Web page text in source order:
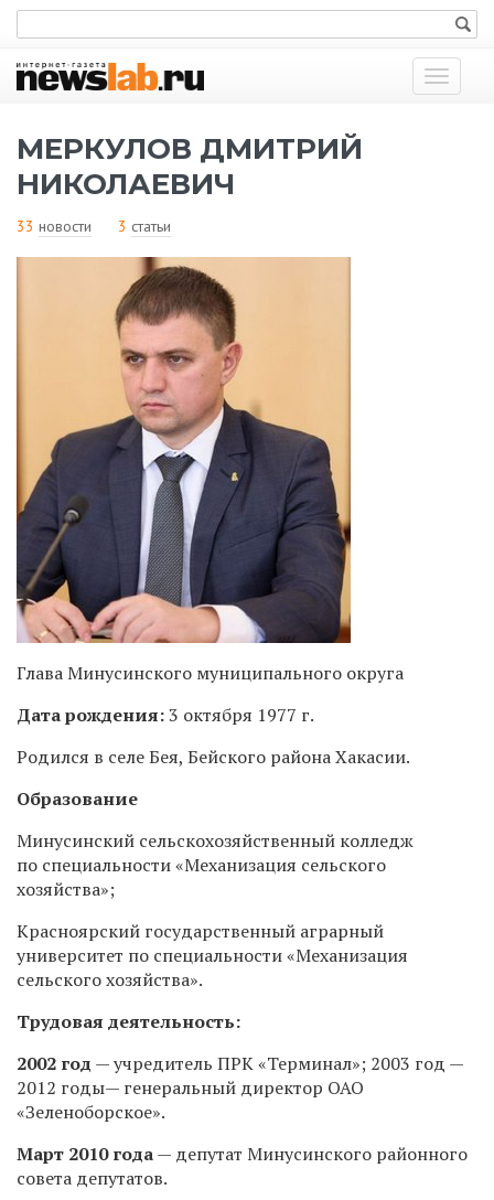
Показать
меню
МЕРКУЛОВ ДМИТРИЙ
НИКОЛАЕВИЧ
33 новости 3 статьи
Глава Минусинского муниципального округа
Дата рождения:3 октября 1977 г.
Родился в селе Бея, Бейского района Хакасии.
Образование
Минусинский сельскохозяйственный колледж
по специальности «Механизация сельского
хозяйства»;
Красноярский государственный аграрный
университет по специальности «Механизация
сельского хозяйства».
Трудовая деятельность:
2002 год — учредитель ПРК «Терминал»; 2003 год —
2012 годы— генеральный директор ОАО
«Зеленоборское».
Март 2010 года— депутат Минусинского районного
совета депутатов.